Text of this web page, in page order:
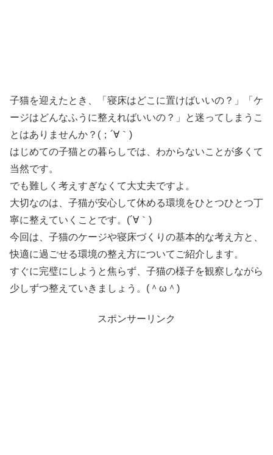
子猫を迎えたとき、「寝床はどこに置けばいいの？」「ケ
ージはどんなふうに整えればいいの？」と迷ってしまうこ
とはありませんか？(；´∀｀)
はじめての子猫との暮らしでは、わからないことが多くて
当然です。
でも難しく考えすぎなくて大丈夫ですよ。
大切なのは、子猫が安心して休める環境をひとつひとつ丁
寧に整えていくことです。(´∀｀)
今回は、子猫のケージや寝床づくりの基本的な考え方と、
快適に過ごせる環境の整え方についてご紹介します。
すぐに完璧にしようと焦らず、子猫の様子を観察しながら
少しずつ整えていきましょう。(＾ω＾)
スポンサーリンク